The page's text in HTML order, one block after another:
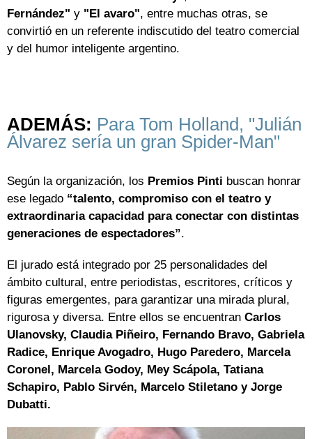
Fernández" y "El avaro", entre muchas otras, se
convirtió en un referente indiscutido del teatro comercial
y del humor inteligente argentino.
ADEMÁS: Para Tom Holland, "Julián
Álvarez sería un gran Spider-Man"
Según la organización, los Premios Pinti buscan honrar
ese legado “talento, compromiso con el teatro y
extraordinaria capacidad para conectar con distintas
generaciones de espectadores”.
El jurado está integrado por 25 personalidades del
ámbito cultural, entre periodistas, escritores, críticos y
figuras emergentes, para garantizar una mirada plural,
rigurosa y diversa. Entre ellos se encuentran Carlos
Ulanovsky, Claudia Piñeiro, Fernando Bravo, Gabriela
Radice, Enrique Avogadro, Hugo Paredero, Marcela
Coronel, Marcela Godoy, Mey Scápola, Tatiana
Schapiro, Pablo Sirvén, Marcelo Stiletano y Jorge
Dubatti.